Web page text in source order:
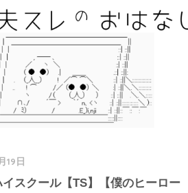
19日
イスクール【TS】【僕のヒーロー